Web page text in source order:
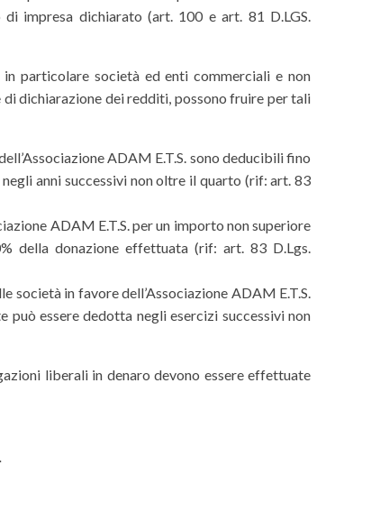
impresa dichiarato (art. 100 e art. 81 D.LGS.
particolare società ed enti commerciali e non
dichiarazione dei redditi, possono fruire per tali
ADAM E.T.S. sono deducibili fino
anni successivi non oltre il quarto (rif: art. 83
ADAM E.T.S. per un importo non superiore
della donazione effettuata (rif: art. 83 D.Lgs.
società in favore dell’Associazione ADAM E.T.S.
essere dedotta negli esercizi successivi non
liberali in denaro devono essere effettuate